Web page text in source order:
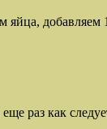
яйца,
раз как